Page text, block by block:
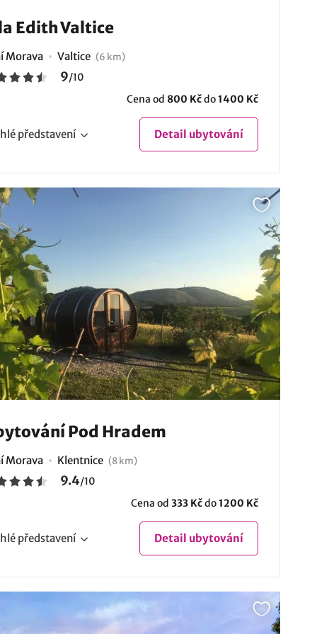
Edith Valtice
Morava Valtice (6 km)
9/10
Cena od 800 Kčdo1400 Kč
představení Detail ubytování
Pod Hradem
Morava Klentnice (8 km)
9.4/10
Cena od 333 Kčdo1200 Kč
představení Detail ubytování